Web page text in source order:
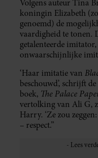
Volgens auteur Tina
koningin Elizabeth
genoemd) de
vaardigheid te tonen.
getalenteerde
onwaarschijnlijke
‘Haar imitatie van
beschouwd’, schrijft
boek, The Palace
vertolking van Ali G,
Harry. ‘Ze zou
– respect.”